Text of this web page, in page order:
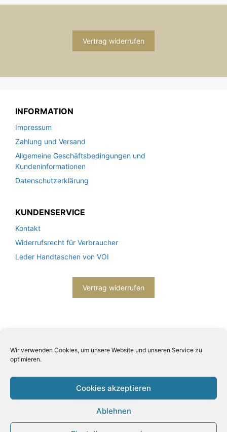
Wir verwenden Cookies, um unsere Website und unseren Service zu
optimieren.
Cookies akzeptieren
Ablehnen
Vertrag widerrufen
INFORMATION
Impressum
Zahlung und Versand
Allgemeine Geschäftsbedingungen und
Kundeninformationen
Datenschutzerklärung
KUNDENSERVICE
Kontakt
Widerrufsrecht für Verbraucher
Leder Handtaschen von VOI
Vertrag widerrufen
2026© Engels mode schmuck -Datenschutzerklärung
Impressum- Bitte beachten Sie unsere